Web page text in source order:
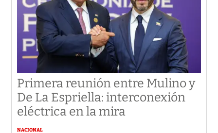
Primera reunión entre Mulino y
De La Espriella: interconexión
eléctrica en la mira
NACIONAL